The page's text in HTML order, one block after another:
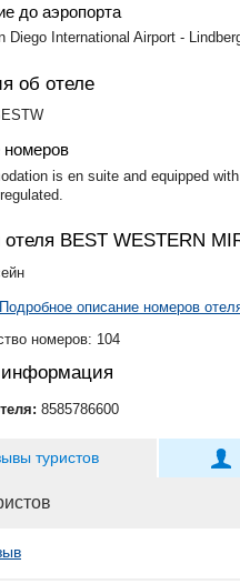
до аэропорта
Diego International Airport -
об отеле
is en suite and equipped
BEST WESTERN
Подробное описание номеров
номеров: 104
информация
8585786600
туристов